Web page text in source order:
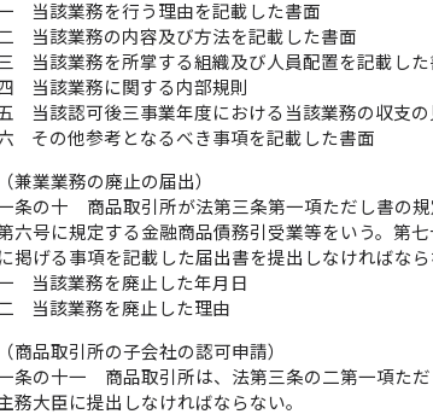
当該業務を行う理由を記載した書面
当該業務の内容及び方法を記載した書面
当該業務を所掌する組織及び人員配置を記載した
四
当該業務に関する内部規則
当該認可後三事業年度における当該業務の収支
その他参考となるべき事項を記載した書面
（兼業業務の廃止の届出）
条の十
商品取引所が法第三条第一項ただし書の
六号に規定する金融商品債務引受業等をいう。第
に掲げる事項を記載した届出書を提出しなければなら
当該業務を廃止した年月日
当該業務を廃止した理由
（商品取引所の子会社の認可申請）
条の十一
商品取引所は、法第三条の二第一項た
務大臣に提出しなければならない。